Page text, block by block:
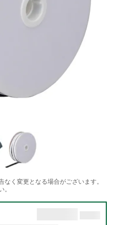
く変更となる場合がございます。
。